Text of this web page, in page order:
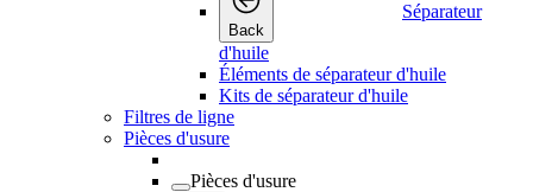
Back
Séparateur
d'huile
Éléments de séparateur d'huile
Kits de séparateur d'huile
Filtres de ligne
Pièces d'usure
Pièces d'usure